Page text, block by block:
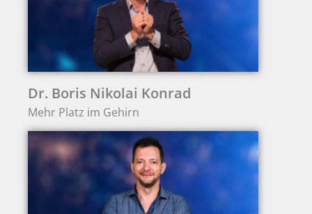
Dr. Boris Nikolai Konrad
Mehr Platz im Gehirn